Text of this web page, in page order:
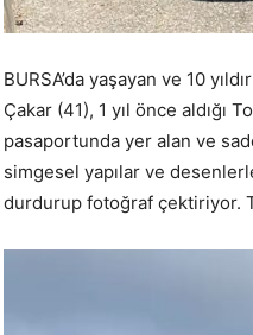
BURSA’da yaşayan ve 10
Çakar (41), 1 yıl önce aldığı
pasaportunda yer alan ve
simgesel yapılar ve
durdurup fotoğraf çektiriyor.